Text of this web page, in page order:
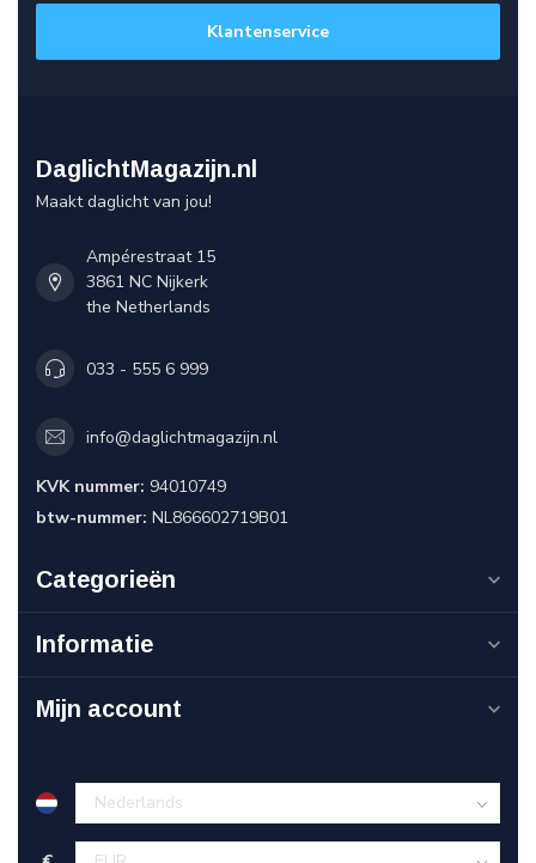
Klantenservice
DaglichtMagazijn.nl
Maakt daglicht van jou!
Ampérestraat 15
3861 NC Nijkerk
the Netherlands
033 - 555 6 999
info@daglichtmagazijn.nl
KVK nummer: 94010749
btw-nummer: NL866602719B01
Categorieën
Informatie
Mijn account